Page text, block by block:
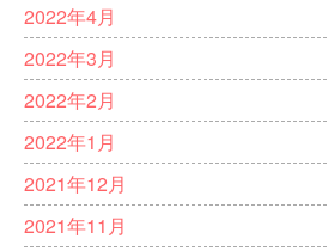
2022年4月
2022年3月
2022年2月
2022年1月
2021年12月
2021年11月